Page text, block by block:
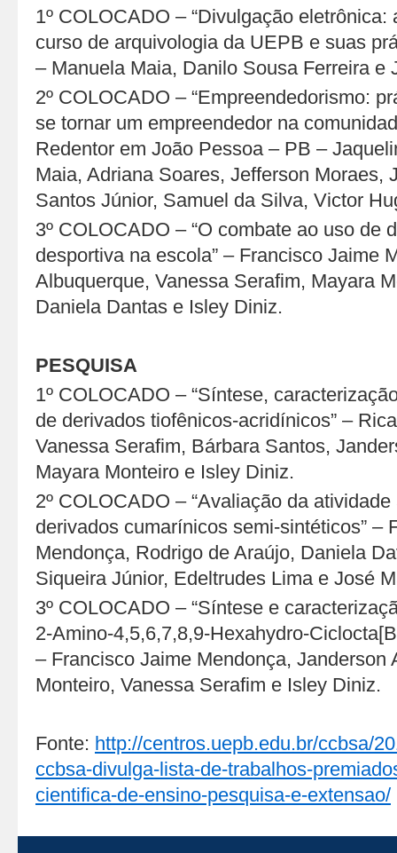
1º COLOCADO – “Divulgação
curso de arquivologia da UEPB e suas
– Manuela Maia, Danilo Sousa Ferreira e
2º COLOCADO – “Empreendedorismo:
se tornar um empreendedor na
Redentor em João Pessoa – PB –
Maia, Adriana Soares, Jefferson Moraes,
Santos Júnior, Samuel da Silva, Victor
3º COLOCADO – “O combate ao uso de
desportiva na escola” – Francisco Jaime
Albuquerque, Vanessa Serafim, Mayara
Daniela Dantas e Isley Diniz.
PESQUISA
1º COLOCADO – “Síntese,
de derivados tiofênicos-acridínicos” –
Vanessa Serafim, Bárbara Santos,
Mayara Monteiro e Isley Diniz.
2º COLOCADO – “Avaliação da
derivados cumarínicos semi-sintéticos” –
Mendonça, Rodrigo de Araújo, Daniela
Siqueira Júnior, Edeltrudes Lima e José
3º COLOCADO – “Síntese e
2-Amino-4,5,6,7,8,9-Hexahydro-
– Francisco Jaime Mendonça, Janderson
Monteiro, Vanessa Serafim e Isley Diniz.
Fonte: http://centros.uepb.edu.br/ccbsa/
ccbsa-divulga-lista-de-trabalhos-
cientifica-de-ensino-pesquisa-e-extensao/